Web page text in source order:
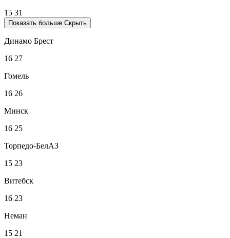
15 31
Показать больше Скрыть
Динамо Брест
16 27
Гомель
16 26
Минск
16 25
Торпедо-БелАЗ
15 23
Витебск
16 23
Неман
15 21